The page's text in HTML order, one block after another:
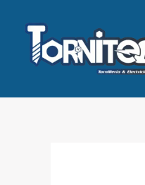
contenido